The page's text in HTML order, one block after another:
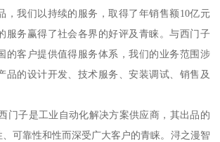
，我们以持续的服务，取得了年销售额10亿元
服务赢得了社会各界的好评及青睐。与西门子
的客户提供值得服务体系，我们的业务范围涉
品的设计开发、技术服务、安装调试、销售及
是工业自动化解决方案供应商，其出品的
可靠性和性而深受广大客户的青睐。浔之漫智